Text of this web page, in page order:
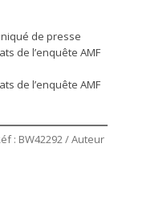
de presse
de l’enquête AMF
de l’enquête AMF
: BW42292 / Auteur